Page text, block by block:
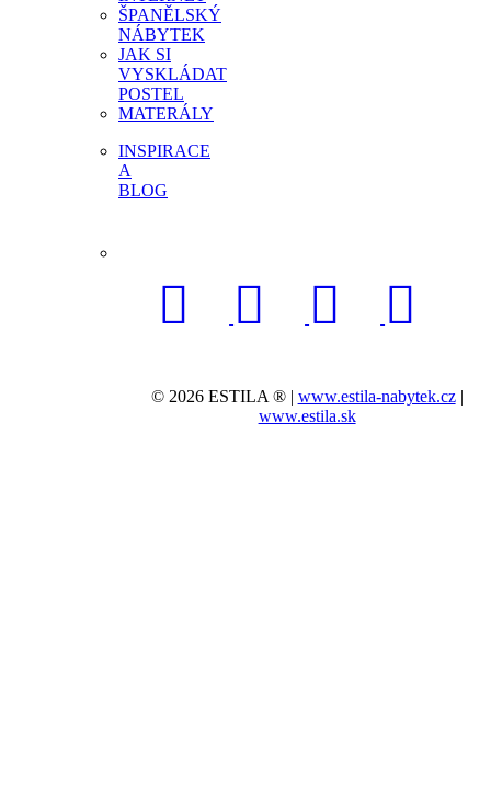
ŠPANĚLSKÝ
NÁBYTEK
JAK SI
VYSKLÁDAT
POSTEL
MATERÁLY
INSPIRACE
A
BLOG
© 2026 ESTILA ® | www.estila-nabytek.cz|
www.estila.sk